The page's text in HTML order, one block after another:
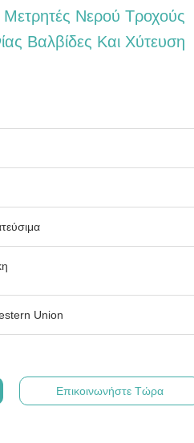
Νερού Τροχούς
Βαλβίδες Και Χύτευση
Union
Επικοινωνήστε Τώρα